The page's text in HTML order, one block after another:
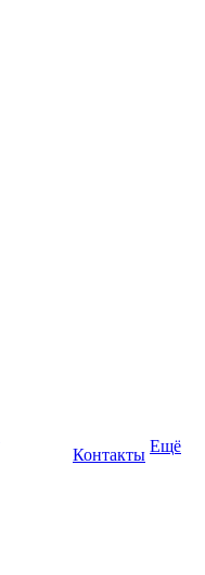
Контакты Ещё